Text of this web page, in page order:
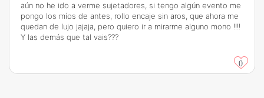
aún no he ido a verme sujetadores, si tengo algún evento me
pongo los míos de antes, rollo encaje sin aros, que ahora me
quedan de lujo jajaja, pero quiero ir a mirarme alguno mono !!!!
Y las demás que tal vais???
0